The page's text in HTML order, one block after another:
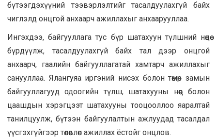
бүтээгдэхүүний тээвэрлэлтийг тасалдуулахгүй байх
чиглэлд онцгой анхаарч ажиллахыг анхаарууллаа.
Ингэхдээ, байгууллага тус бүр шатахуун түлшний нөөцөө
бүрдүүлж, тасалдуулахгүй байх тал дээр онцгой
анхаарч, гаалийн байгууллагатай хамтарч ажиллахыг
санууллаа. Ялангуяа иргэний нисэх болон төмөр замын
байгууллагууд одоогийн түлш, шатахууны нөөц болон
цаашдын хэрэгцээт шатахууны тооцооллоо яаралтай
танилцуулж, бүтээн байгуулалтын ажлуудад тасалдал
үүсгэхгүйгээр төлөвлөн ажиллах ёстойг онцлов.